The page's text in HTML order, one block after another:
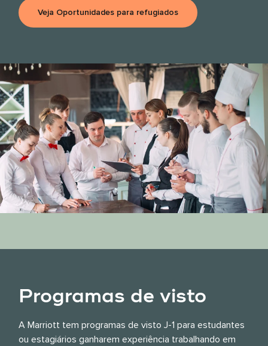
Veja Oportunidades para refugiados
Programas de visto
A Marriott tem programas de visto J-1 para estudantes
ou estagiários ganharem experiência trabalhando em